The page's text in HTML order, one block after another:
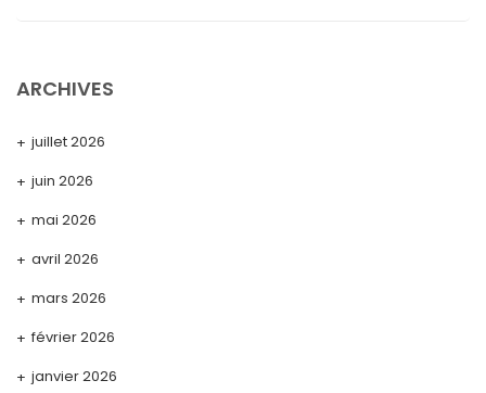
ARCHIVES
juillet 2026
juin 2026
mai 2026
avril 2026
mars 2026
février 2026
janvier 2026